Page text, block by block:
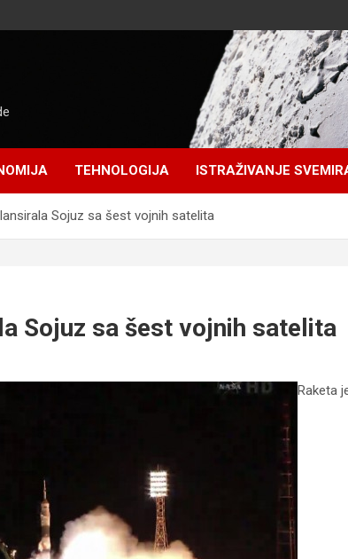
TEHNOLOGIJA ISTRAŽIVANJE
Sojuz sa šest vojnih satelita
Sojuz sa šest vojnih satelita
Raketa